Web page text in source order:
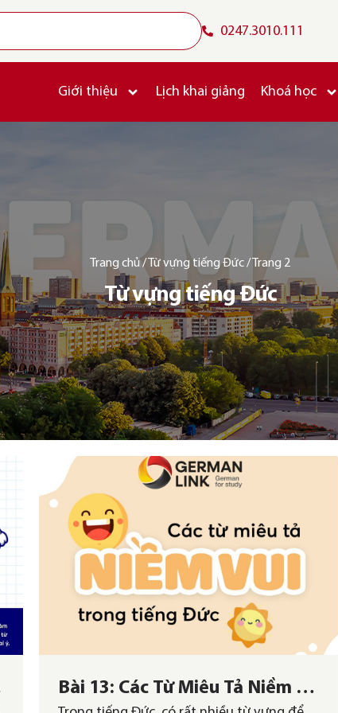
0247.3010.111
Giới thiệu Lịch khai giảng Khoá học
Trang chủ/ Từ vựng tiếng Đức/ Trang 2
Từ vựng tiếng Đức
Bài 13: Các Từ Miêu Tả Niềm Vui